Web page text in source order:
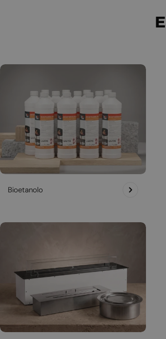
Bioetanolo